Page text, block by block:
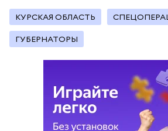
КУРСКАЯ ОБЛАСТЬ
ГУБЕРНАТОРЫ
с сахарным диабетом;
лишним весом.